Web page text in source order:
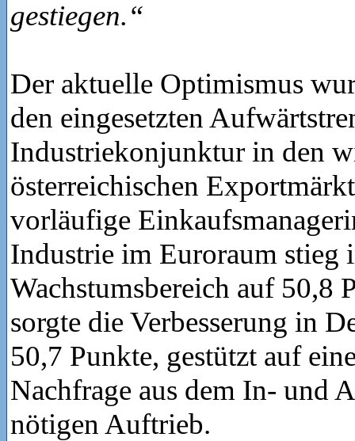
gestiegen.“
Der aktuelle Optimismus
den eingesetzten
Industriekonjunktur in den
österreichischen
vorläufige
Industrie im Euroraum stieg
Wachstumsbereich auf 50,8
sorgte die Verbesserung in
50,7 Punkte, gestützt auf
Nachfrage aus dem In- und
nötigen Auftrieb.